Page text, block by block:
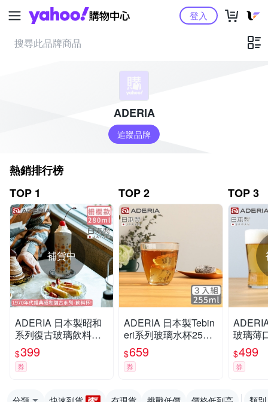
Yahoo購物中心登入
ADERIA
追蹤品牌
熱銷排行榜
TOP 1
補貨中
ADERIA 日本製昭和
系列復古玻璃飲料杯2
80ML-柵欄款
$399
券
TOP 2
ADERIA 日本製Tebin
eri系列玻璃水杯255m
l-3入組
$659
券
TOP 3
玻璃薄
-3入組
$499
券